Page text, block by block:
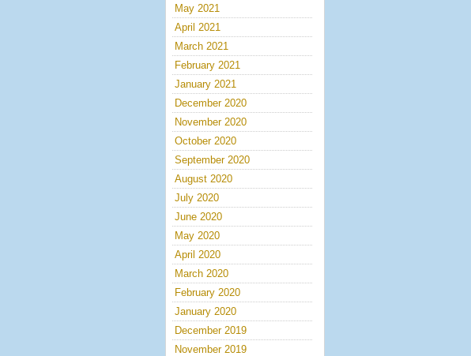
May 2021
April 2021
March 2021
February 2021
January 2021
December 2020
November 2020
October 2020
September 2020
August 2020
July 2020
June 2020
May 2020
April 2020
March 2020
February 2020
January 2020
December 2019
November 2019